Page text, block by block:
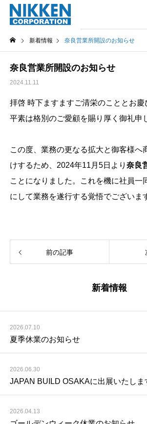
新着情報 奈良営業所開設のお知らせ
奈良営業所開設のお知らせ
2024.11.11
拝啓 時下ますますご清栄のこととお慶
平素は格別のご愛顧を賜り厚く御礼申
この度、業務の更なる拡大と御客様へ
けするため、2024年11月5日より 奈良
ことになりました。これを機に社員一
にして業務を遂行する覚悟でございま
前の記事
新着情報
2026.07.10
夏季休業のお知らせ
2026.06.30
JAPAN BUILD OSAKAに出展いたしま
2026.04.13